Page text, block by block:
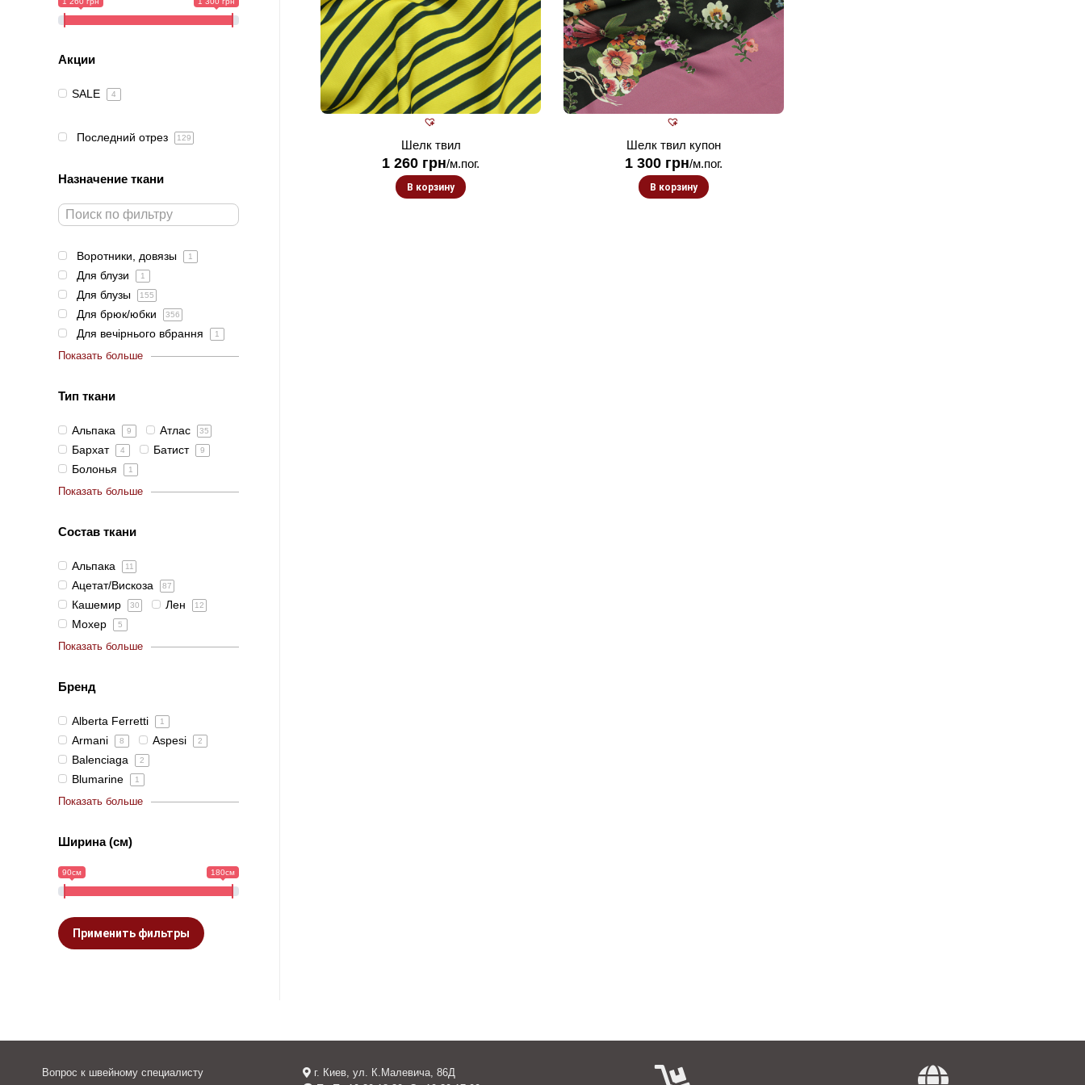
Шелк твил
1 260 грн/м.пог.
В корзину
Шелк твил купон
1 300 грн/м.пог.
В корзину
Акции
SALE 4
Последний отрез 129
Назначение ткани
Воротники, довязы 1
Для блузи 1
Для блузы 155
Для брюк/юбки 356
Для вечірнього вбрання 1
Показать больше
Тип ткани
Альпака 9 Атлас 35
Бархат 4 Батист 9
Болонья 1
Показать больше
Состав ткани
Альпака 11
Ацетат/Вискоза 87
Кашемир 30 Лен 12
Мохер 5
Показать больше
Бренд
Alberta Ferretti 1
Armani 8 Aspesi 2
Balenciaga 2
Blumarine 1
Показать больше
Ширина (см)
90см 180см
Применить фильтры
Вопрос к швейному специалисту
г. Киев, ул. К.Малевича, 86Д